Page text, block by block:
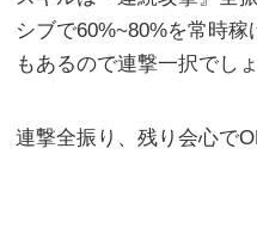
シブで60%~80%を常時
もあるので連撃一択でしょ
連撃全振り、残り会心で